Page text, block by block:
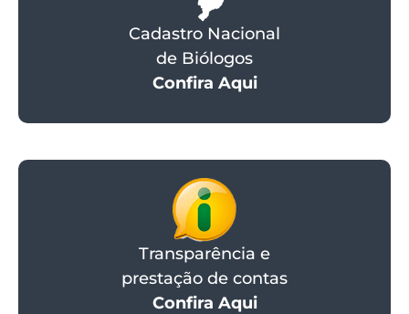
Cadastro Nacional
de Biólogos
Confira Aqui
Transparência e
prestação de contas
Confira Aqui